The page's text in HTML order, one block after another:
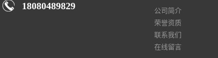
18080489829
公司简介
荣誉资质
联系我们
在线留言